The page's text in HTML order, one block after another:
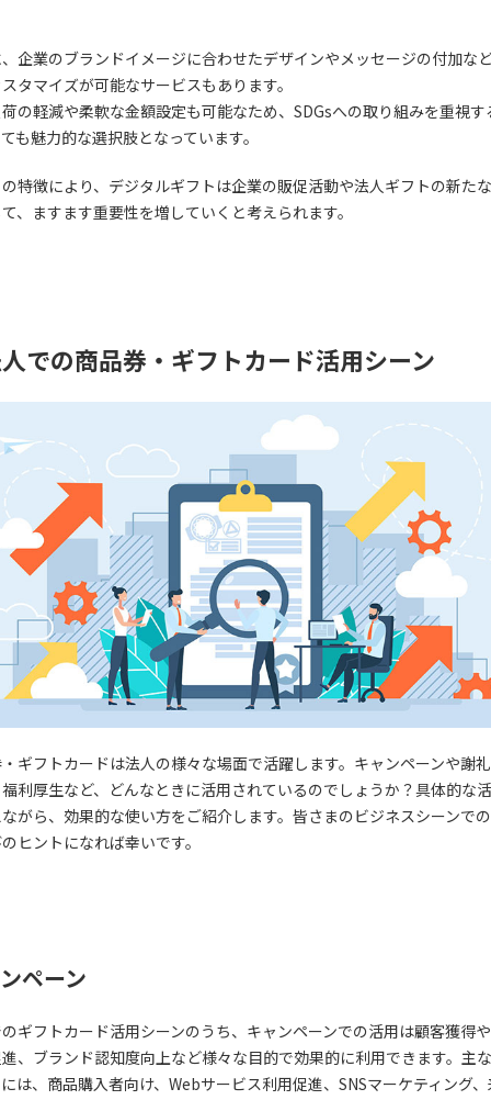
企業のブランドイメージに合わせたデザインやメッセージの付加な
タマイズが可能なサービスもあります。
の軽減や柔軟な金額設定も可能なため、SDGsへの取り組みを重視す
も魅力的な選択肢となっています。
特徴により、デジタルギフトは企業の販促活動や法人ギフトの新た
、ますます重要性を増していくと考えられます。
での商品券・ギフトカード活用シーン
ギフトカードは法人の様々な場面で活躍します。キャンペーンや謝
利厚生など、どんなときに活用されているのでしょうか？具体的な
がら、効果的な使い方をご紹介します。皆さまのビジネスシーンで
ヒントになれば幸いです。
ペーン
ギフトカード活用シーンのうち、キャンペーンでの活用は顧客獲得
、ブランド認知度向上など様々な目的で効果的に利用できます。主
は、商品購入者向け、Webサービス利用促進、SNSマーケティング